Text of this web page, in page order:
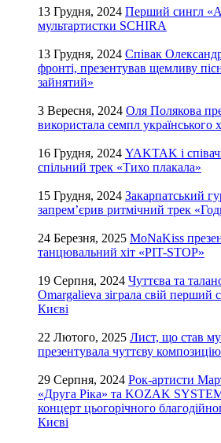
13 Грудня, 2024 Перший сингл
мультартистки SCHIRA
13 Грудня, 2024 Співак
фронті, презентував щемливу
зайнятий»
3 Вересня, 2024 Оля Полякова
використала семпл українського
16 Грудня, 2024 YAKTAK і
спільний трек «Тихо плакала»
15 Грудня, 2024 Закарпатський
запрем’єрив ритмічний трек
24 Березня, 2025 MoNaKiss
танцювальний хіт «PIT-STOP»
19 Серпня, 2024 Чуттєва та
Omargalieva зіграла свій перший
Києві
22 Лютого, 2025 Лист, що став
презентувала чуттєву
29 Серпня, 2024 Рок-артисти
«Друга Ріка» та KOZAK
концерт цьогорічного
Києві